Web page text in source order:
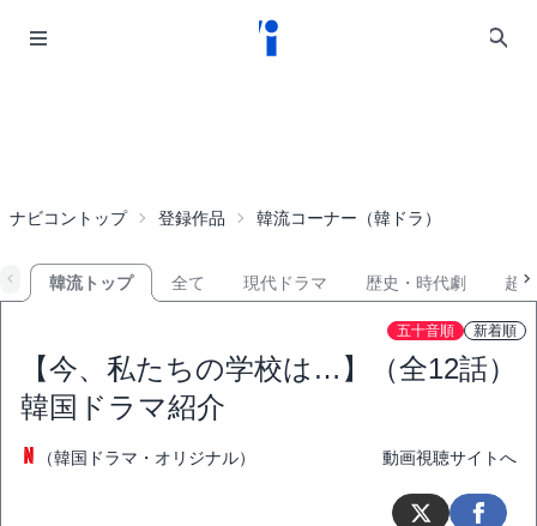
ナビコントップ 登録作品 韓流コーナー（韓ドラ）
韓流トップ 全て 現代ドラマ 歴史・時代劇 超
五十音順 新着順
【今、私たちの学校は…】（全12話）
韓国ドラマ紹介
（韓国ドラマ・オリジナル） 動画視聴サイトへ